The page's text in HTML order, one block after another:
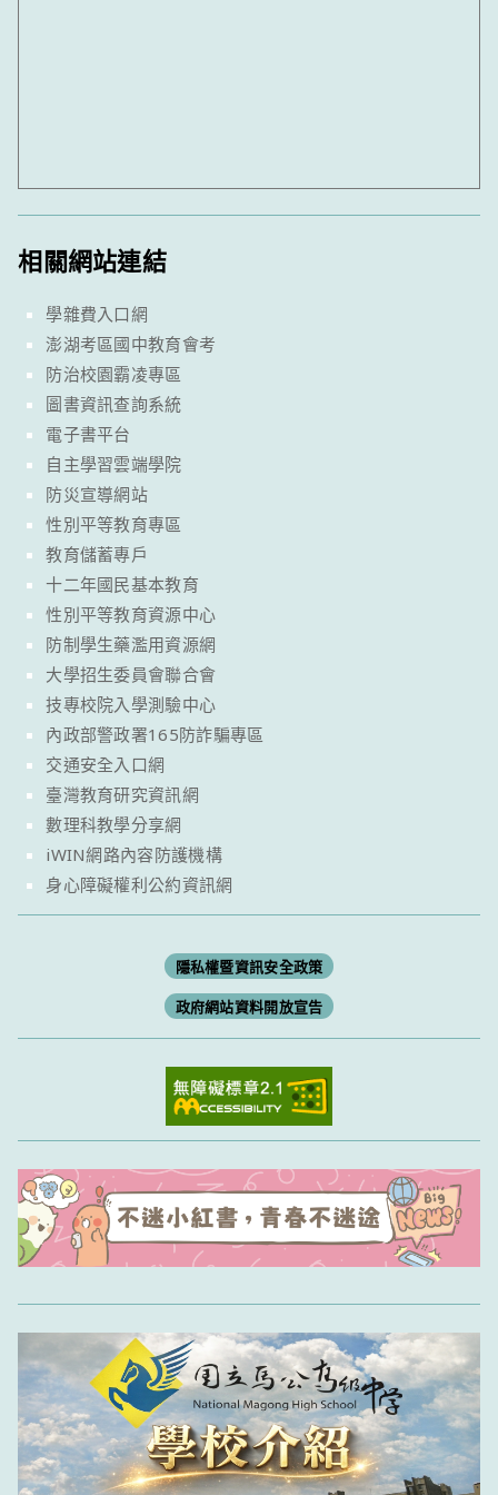
相關網站連結
學雜費入口網
澎湖考區國中教育會考
防治校園霸凌專區
圖書資訊查詢系統
電子書平台
自主學習雲端學院
防災宣導網站
性別平等教育專區
教育儲蓄專戶
十二年國民基本教育
性別平等教育資源中心
防制學生藥濫用資源網
大學招生委員會聯合會
技專校院入學測驗中心
內政部警政署165防詐騙專區
交通安全入口網
臺灣教育研究資訊網
數理科教學分享網
iWIN網路內容防護機構
身心障礙權利公約資訊網
隱私權暨資訊安全政策
政府網站資料開放宣告